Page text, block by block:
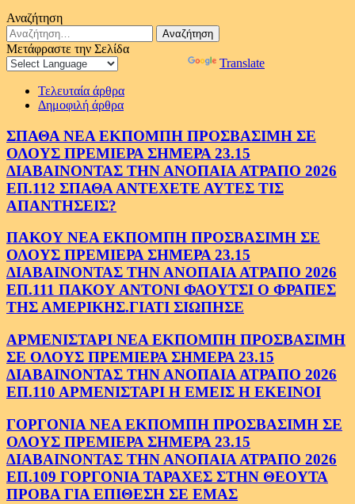
Αναζήτηση
Αναζήτηση
για:
Μετάφραστε την Σελίδα
Translate
Τελευταία άρθρα
Δημοφιλή άρθρα
ΣΠΑΘΑ ΝΕΑ ΕΚΠΟΜΠΗ ΠΡΟΣΒΑΣΙΜΗ ΣΕ
ΟΛΟΥΣ ΠΡΕΜΙΕΡΑ ΣΗΜΕΡΑ 23.15
ΔΙΑΒΑΙΝΟΝΤΑΣ ΤΗΝ ΑΝΟΠΑΙΑ ΑΤΡΑΠΟ 2026
ΕΠ.112 ΣΠΑΘΑ ΑΝΤΕΧΕΤΕ ΑΥΤΕΣ ΤΙΣ
ΑΠΑΝΤΗΣΕΙΣ?
ΠΑΚΟΥ ΝΕΑ ΕΚΠΟΜΠΗ ΠΡΟΣΒΑΣΙΜΗ ΣΕ
ΟΛΟΥΣ ΠΡΕΜΙΕΡΑ ΣΗΜΕΡΑ 23.15
ΔΙΑΒΑΙΝΟΝΤΑΣ ΤΗΝ ΑΝΟΠΑΙΑ ΑΤΡΑΠΟ 2026
ΕΠ.111 ΠΑΚΟΥ ΑΝΤΟΝΙ ΦΑΟΥΤΣΙ Ο ΦΡΑΠΕΣ
ΤΗΣ ΑΜΕΡΙΚΗΣ.ΓΙΑΤΙ ΣΙΩΠΗΣΕ
ΑΡΜΕΝΙΣΤΑΡΙ ΝΕΑ ΕΚΠΟΜΠΗ ΠΡΟΣΒΑΣΙΜΗ
ΣΕ ΟΛΟΥΣ ΠΡΕΜΙΕΡΑ ΣΗΜΕΡΑ 23.15
ΔΙΑΒΑΙΝΟΝΤΑΣ ΤΗΝ ΑΝΟΠΑΙΑ ΑΤΡΑΠΟ 2026
ΕΠ.110 ΑΡΜΕΝΙΣΤΑΡΙ Η ΕΜΕΙΣ Η ΕΚΕΙΝΟΙ
ΓΟΡΓΟΝΙΑ ΝΕΑ ΕΚΠΟΜΠΗ ΠΡΟΣΒΑΣΙΜΗ ΣΕ
ΟΛΟΥΣ ΠΡΕΜΙΕΡΑ ΣΗΜΕΡΑ 23.15
ΔΙΑΒΑΙΝΟΝΤΑΣ ΤΗΝ ΑΝΟΠΑΙΑ ΑΤΡΑΠΟ 2026
ΕΠ.109 ΓΟΡΓΟΝΙΑ ΤΑΡΑΧΕΣ ΣΤΗΝ ΘΕΟΥΤΑ
ΠΡΟΒΑ ΓΙΑ ΕΠΙΘΕΣΗ ΣΕ ΕΜΑΣ